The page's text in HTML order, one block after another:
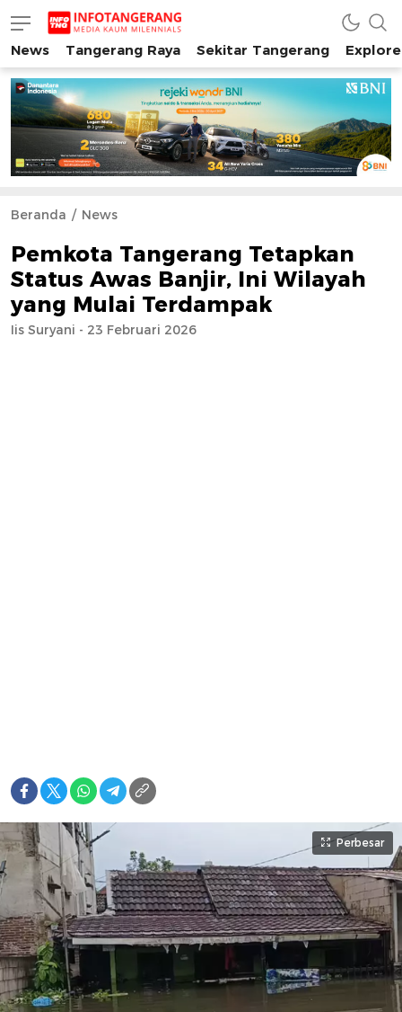
INFO TANGERANG
Media Kaum Millenials Tangerang Raya
News Tangerang Raya Sekitar Tangerang
Beranda News
Pemkota Tangerang Tetapkan
Status Awas Banjir, Ini Wilayah
yang Mulai Terdampak
Iis Suryani - 23 Februari 2026
Perbesar